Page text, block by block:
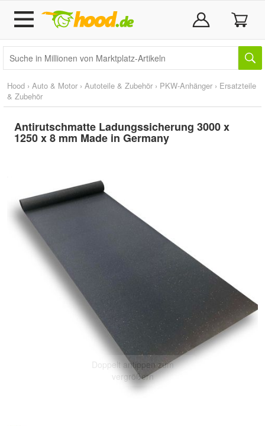
Hood › Auto & Motor › Autoteile & Zubehör › PKW-Anhänger › Ersatzteile
& Zubehör
Antirutschmatte Ladungssicherung 3000 x
1250 x 8 mm Made in Germany
Doppelt antippen zum
vergrößern